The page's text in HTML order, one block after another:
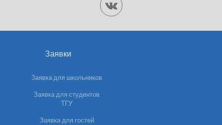
Заявки
Заявка для школьников
Заявка для студентов
ТГУ
Заявка для гостей